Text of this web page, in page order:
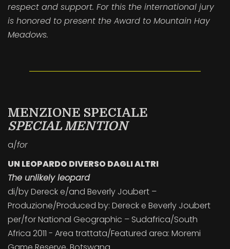
respect and support. For this the international jury
is honored to present the Award to Mountain Hay
Meadows.
MENZIONE SPECIALE
SPECIAL MENTION
a/for
UN LEOPARDO DIVERSO DAGLI ALTRI
The unlikely leopard
di/by Dereck e/and Beverly Joubert –
Produzione/Produced by: Dereck e Beverly Joubert
per/for National Geographic – Sudafrica/South
Africa 2011 - Area trattata/Featured area: Moremi